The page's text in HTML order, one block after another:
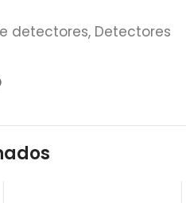
detectores, Detectores